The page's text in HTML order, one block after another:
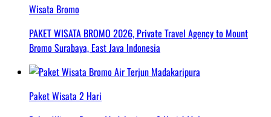
Wisata Bromo
PAKET WISATA BROMO 2026, Private Travel Agency to Mount
Bromo Surabaya, East Java Indonesia
Paket Wisata 2 Hari